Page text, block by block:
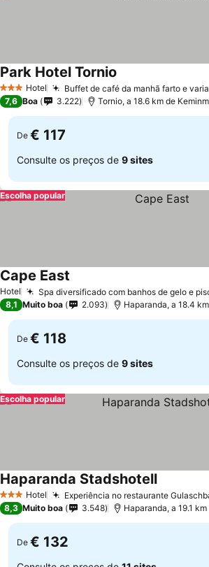
3 EstrelasHotel Buffet de café da manhã farto e
Park Hotel Tornio
7,6 Boa 3.222 Tornio, a 18.6 km de
De € 117
Consulte os preços de 9 sites
Escolha popular
Hotel Spa diversificado com banhos de gelo e
Cape East
8,1 Muito boa 2.093 Haparanda, a 18.4
De € 118
Consulte os preços de 9 sites
Escolha popular
3 EstrelasHotel Experiência no restaurante
Haparanda Stadshotell
8,3 Muito boa 3.548 Haparanda, a 19.1
De € 132